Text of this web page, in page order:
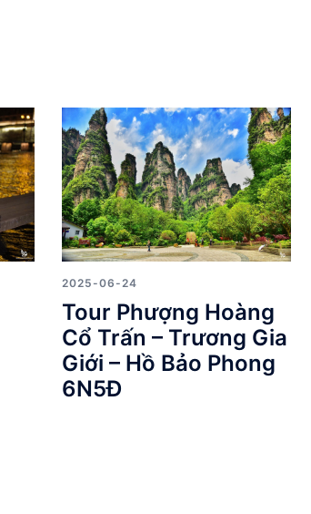
2025-06-24
Tour Phượng Hoàng
Cổ Trấn – Trương Gia
Giới – Hồ Bảo Phong
6N5Đ